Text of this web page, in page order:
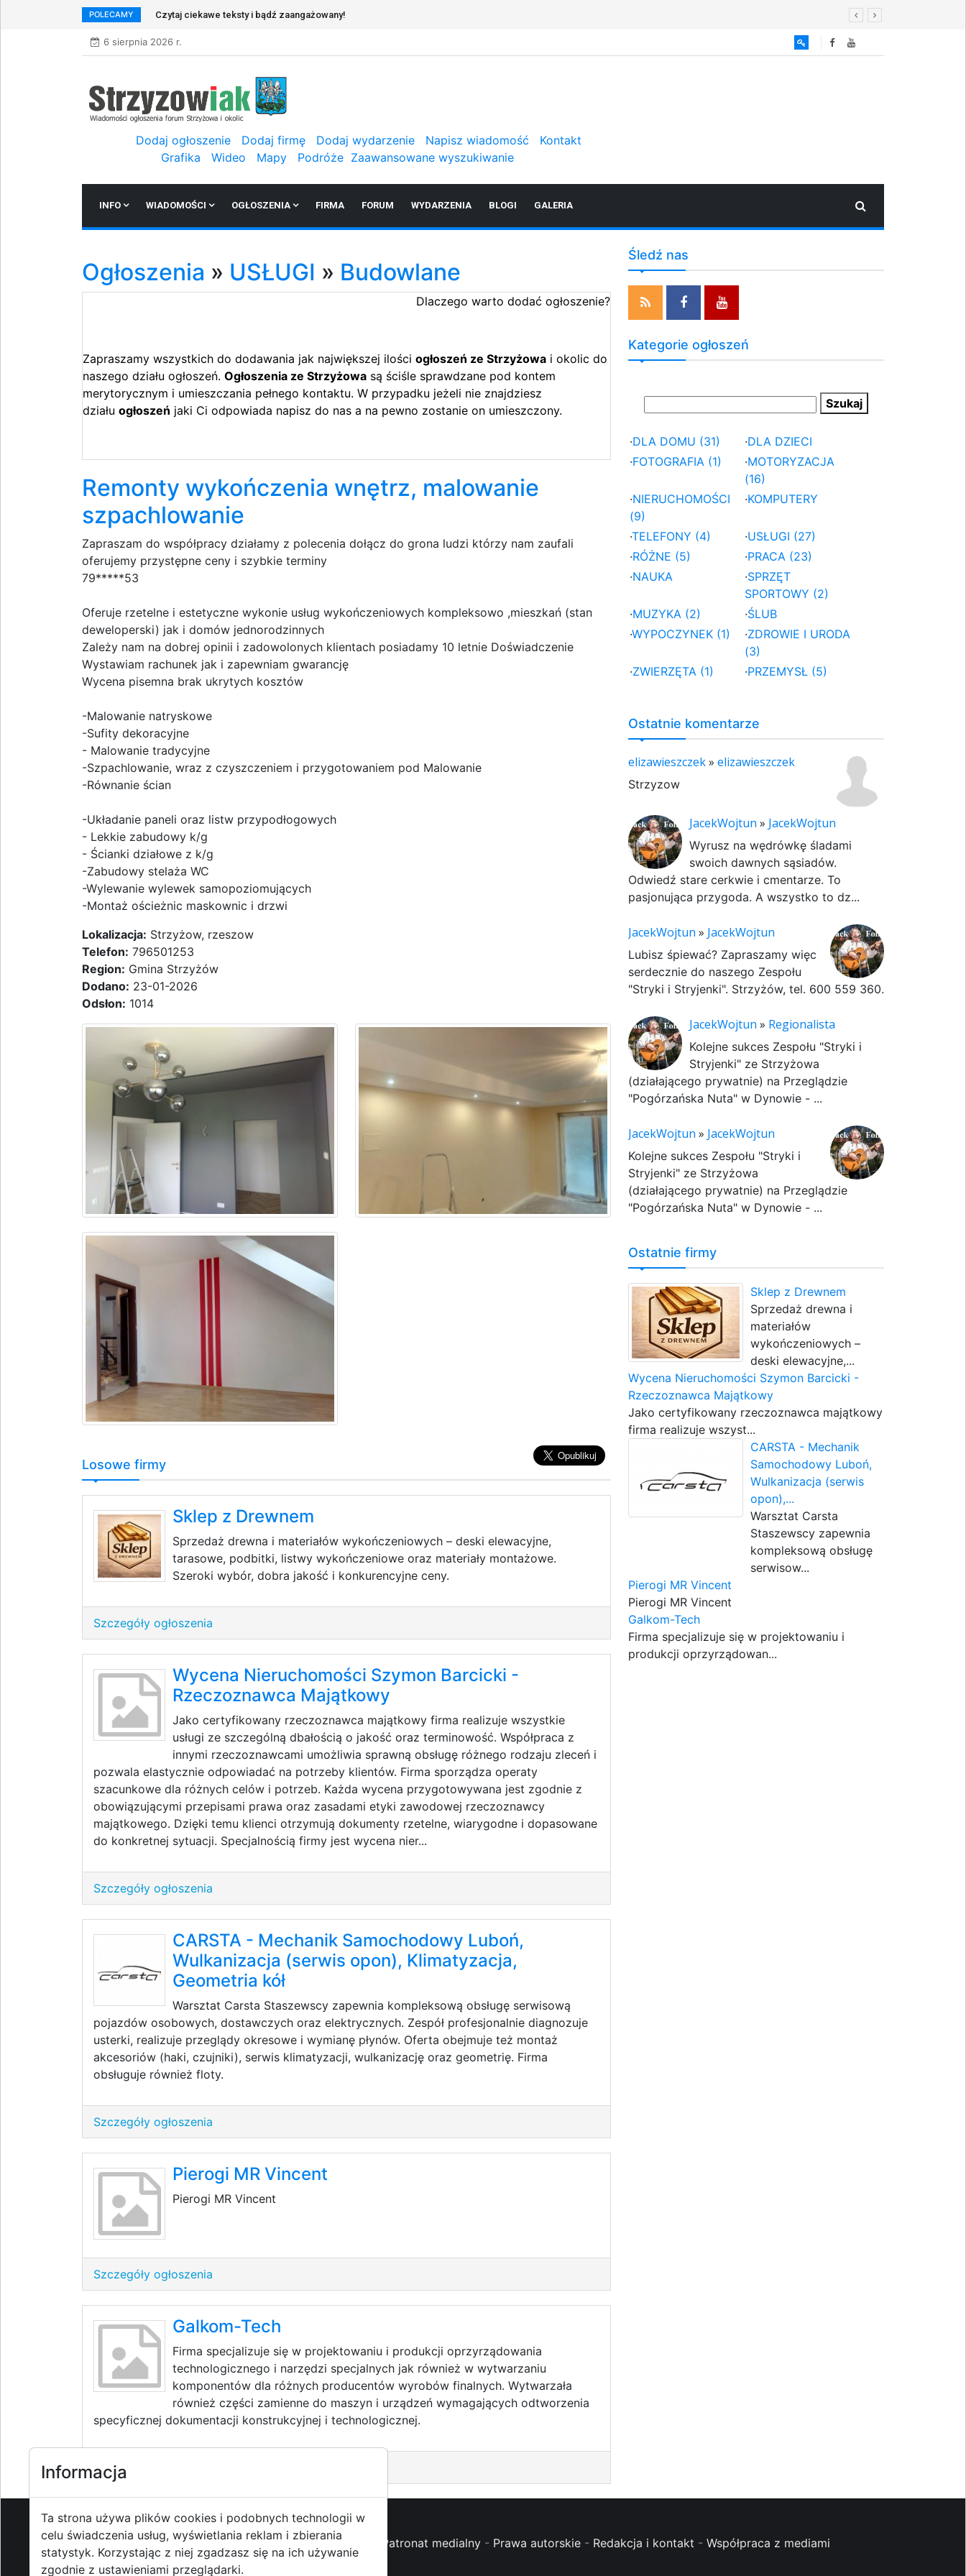
POLECAMY Czytaj ciekawe teksty i bądź zaangażowany!
6 sierpnia 2026 r.
Dodaj ogłoszenie Dodaj firmę Dodaj wydarzenie Napisz wiadomość
Kontakt
Grafika
Wideo Mapy Podróże Zaawansowane wyszukiwanie
INFO WIADOMOŚCI OGŁOSZENIA FIRMA FORUM WYDARZENIA BLOGI GALERIA
Ogłoszenia » USŁUGI » Budowlane
Dlaczego warto dodać ogłoszenie?
Zapraszamy wszystkich do dodawania jak największej ilości ogłoszeń ze Strzyżowa i okolic do
naszego działu ogłoszeń. Ogłoszenia ze Strzyżowa są ściśle sprawdzane pod kontem
merytorycznym i umieszczania pełnego kontaktu. W przypadku jeżeli nie znajdziesz
działu ogłoszeń jaki Ci odpowiada napisz do nas a na pewno zostanie on umieszczony.
Remonty wykończenia wnętrz, malowanie
szpachlowanie
Zapraszam do współpracy działamy z polecenia dołącz do grona ludzi którzy nam zaufali
oferujemy przystępne ceny i szybkie terminy
79*****53
Oferuje rzetelne i estetyczne wykonie usług wykończeniowych kompleksowo ,mieszkań (stan
deweloperski) jak i domów jednorodzinnych
Zależy nam na dobrej opinii i zadowolonych klientach posiadamy 10 letnie Doświadczenie
Wystawiam rachunek jak i zapewniam gwarancję
Wycena pisemna brak ukrytych kosztów
-Malowanie natryskowe
-Sufity dekoracyjne
- Malowanie tradycyjne
-Szpachlowanie, wraz z czyszczeniem i przygotowaniem pod Malowanie
-Równanie ścian
-Układanie paneli oraz listw przypodłogowych
- Lekkie zabudowy k/g
- Ścianki działowe z k/g
-Zabudowy stelaża WC
-Wylewanie wylewek samopoziomujących
-Montaż ościeżnic maskownic i drzwi
Lokalizacja: Strzyżow, rzeszow
Telefon: 796501253
Region: Gmina Strzyżów
Dodano: 23-01-2026
Odsłon: 1014
Losowe firmy
Sklep z Drewnem
Sprzedaż drewna i materiałów wykończeniowych – deski elewacyjne,
tarasowe, podbitki, listwy wykończeniowe oraz materiały montażowe.
Szeroki wybór, dobra jakość i konkurencyjne ceny.
Szczegóły ogłoszenia
Wycena Nieruchomości Szymon Barcicki -
Rzeczoznawca Majątkowy
Jako certyfikowany rzeczoznawca majątkowy firma realizuje wszystkie
usługi ze szczególną dbałością o jakość oraz terminowość. Współpraca z
innymi rzeczoznawcami umożliwia sprawną obsługę różnego rodzaju zleceń i
pozwala elastycznie odpowiadać na potrzeby klientów. Firma sporządza operaty
szacunkowe dla różnych celów i potrzeb. Każda wycena przygotowywana jest zgodnie z
obowiązującymi przepisami prawa oraz zasadami etyki zawodowej rzeczoznawcy
majątkowego. Dzięki temu klienci otrzymują dokumenty rzetelne, wiarygodne i dopasowane
do konkretnej sytuacji. Specjalnością firmy jest wycena nier...
Szczegóły ogłoszenia
CARSTA - Mechanik Samochodowy Luboń,
Wulkanizacja (serwis opon), Klimatyzacja,
Geometria kół
Warsztat Carsta Staszewscy zapewnia kompleksową obsługę serwisową
pojazdów osobowych, dostawczych oraz elektrycznych. Zespół profesjonalnie diagnozuje
usterki, realizuje przeglądy okresowe i wymianę płynów. Oferta obejmuje też montaż
akcesoriów (haki, czujniki), serwis klimatyzacji, wulkanizację oraz geometrię. Firma
obsługuje również floty.
Szczegóły ogłoszenia
Pierogi MR Vincent
Pierogi MR Vincent
Szczegóły ogłoszenia
Galkom-Tech
Firma specjalizuje się w projektowaniu i produkcji oprzyrządowania
technologicznego i narzędzi specjalnych jak również w wytwarzaniu
komponentów dla różnych producentów wyrobów finalnych. Wytwarzała
również części zamienne do maszyn i urządzeń wymagających odtworzenia
specyficznej dokumentacji konstrukcyjnej i technologicznej.
Szczegóły ogłoszenia
Śledź nas
Kategorie ogłoszeń
·DLA DOMU (31) ·DLA DZIECI
·FOTOGRAFIA (1) ·MOTORYZACJA
(16)
·NIERUCHOMOŚCI
(9)
·KOMPUTERY
·TELEFONY (4) ·USŁUGI (27)
·RÓŻNE (5) ·PRACA (23)
·NAUKA ·SPRZĘT
SPORTOWY (2)
·MUZYKA (2) ·ŚLUB
·WYPOCZYNEK (1) ·ZDROWIE I URODA
(3)
·ZWIERZĘTA (1) ·PRZEMYSŁ (5)
Ostatnie komentarze
elizawieszczek» elizawieszczek
Strzyzow
JacekWojtun » JacekWojtun
Wyrusz na wędrówkę śladami
swoich dawnych sąsiadów.
Odwiedź stare cerkwie i cmentarze. To
pasjonująca przygoda. A wszystko to dz...
JacekWojtun » JacekWojtun
Lubisz śpiewać? Zapraszamy więc
serdecznie do naszego Zespołu
"Stryki i Stryjenki". Strzyżów, tel. 600 559 360.
JacekWojtun » Regionalista
Kolejne sukces Zespołu "Stryki i
Stryjenki" ze Strzyżowa
(działającego prywatnie) na Przeglądzie
"Pogórzańska Nuta" w Dynowie - ...
JacekWojtun » JacekWojtun
Kolejne sukces Zespołu "Stryki i
Stryjenki" ze Strzyżowa
(działającego prywatnie) na Przeglądzie
"Pogórzańska Nuta" w Dynowie - ...
Ostatnie firmy
Sklep z Drewnem
Sprzedaż drewna i
materiałów
wykończeniowych –
deski elewacyjne,...
Wycena Nieruchomości Szymon Barcicki -
Rzeczoznawca Majątkowy
Jako certyfikowany rzeczoznawca majątkowy
firma realizuje wszyst...
CARSTA - Mechanik
Samochodowy Luboń,
Wulkanizacja (serwis
opon),...
Warsztat Carsta
Staszewscy zapewnia
kompleksową obsługę
serwisow...
Pierogi MR Vincent
Pierogi MR Vincent
Galkom-Tech
Firma specjalizuje się w projektowaniu i
produkcji oprzyrządowan...
O strzyzowiak.pl-Reklama -Pomoc (FAQ) Patronat medialny - Prawa autorskie - Redakcja i kontakt - Współpraca z mediami
Informacja
Ta strona używa plików cookies i podobnych technologii w
celu świadczenia usług, wyświetlania reklam i zbierania
statystyk. Korzystając z niej zgadzasz się na ich używanie
zgodnie z ustawieniami przeglądarki.